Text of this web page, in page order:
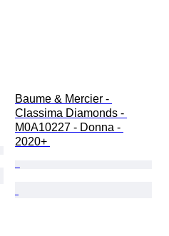
Baume & Mercier -
Classima Diamonds -
M0A10227 - Donna -
2020+